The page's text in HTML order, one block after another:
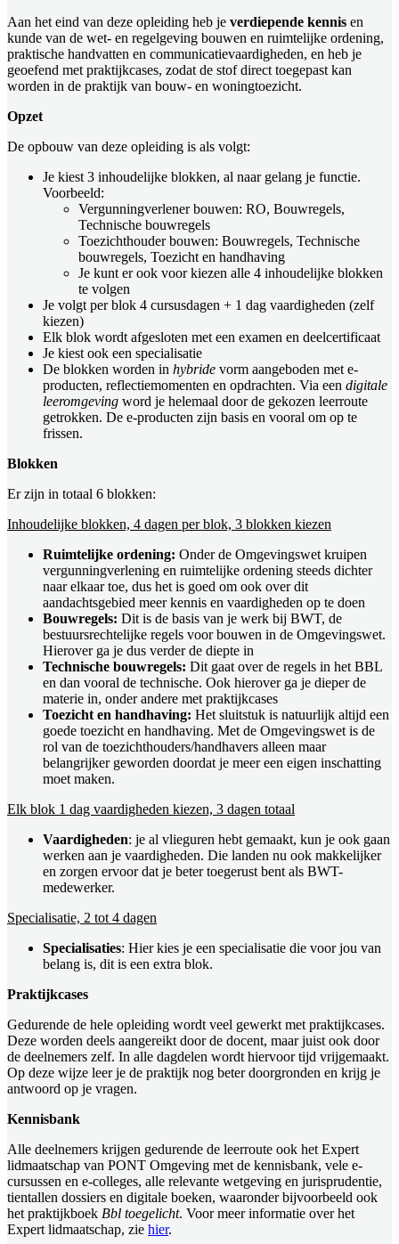
Aan het eind van deze opleiding heb je verdiepende kennis en
kunde van de wet- en regelgeving bouwen en ruimtelijke ordening,
praktische handvatten en communicatievaardigheden, en heb je
geoefend met praktijkcases, zodat de stof direct toegepast kan
worden in de praktijk van bouw- en woningtoezicht.
Opzet
De opbouw van deze opleiding is als volgt:
Je kiest 3 inhoudelijke blokken, al naar gelang je functie.
Voorbeeld:
Vergunningverlener bouwen: RO, Bouwregels,
Technische bouwregels
Toezichthouder bouwen: Bouwregels, Technische
bouwregels, Toezicht en handhaving
Je kunt er ook voor kiezen alle 4 inhoudelijke blokken
te volgen
Je volgt per blok 4 cursusdagen + 1 dag vaardigheden (zelf
kiezen)
Elk blok wordt afgesloten met een examen en deelcertificaat
Je kiest ook een specialisatie
De blokken worden in hybride vorm aangeboden met e-
producten, reflectiemomenten en opdrachten. Via een digitale
leeromgeving word je helemaal door de gekozen leerroute
getrokken. De e-producten zijn basis en vooral om op te
frissen.
Blokken
Er zijn in totaal 6 blokken:
Inhoudelijke blokken, 4 dagen per blok, 3 blokken kiezen
Ruimtelijke ordening: Onder de Omgevingswet kruipen
vergunningverlening en ruimtelijke ordening steeds dichter
naar elkaar toe, dus het is goed om ook over dit
aandachtsgebied meer kennis en vaardigheden op te doen
Bouwregels: Dit is de basis van je werk bij BWT, de
bestuursrechtelijke regels voor bouwen in de Omgevingswet.
Hierover ga je dus verder de diepte in
Technische bouwregels: Dit gaat over de regels in het BBL
en dan vooral de technische. Ook hierover ga je dieper de
materie in, onder andere met praktijkcases
Toezicht en handhaving: Het sluitstuk is natuurlijk altijd een
goede toezicht en handhaving. Met de Omgevingswet is de
rol van de toezichthouders/handhavers alleen maar
belangrijker geworden doordat je meer een eigen inschatting
moet maken.
Elk blok 1 dag vaardigheden kiezen, 3 dagen totaal
Vaardigheden: je al vlieguren hebt gemaakt, kun je ook gaan
werken aan je vaardigheden. Die landen nu ook makkelijker
en zorgen ervoor dat je beter toegerust bent als BWT-
medewerker.
Specialisatie, 2 tot 4 dagen
Specialisaties: Hier kies je een specialisatie die voor jou van
belang is, dit is een extra blok.
Praktijkcases
Gedurende de hele opleiding wordt veel gewerkt met praktijkcases.
Deze worden deels aangereikt door de docent, maar juist ook door
de deelnemers zelf. In alle dagdelen wordt hiervoor tijd vrijgemaakt.
Op deze wijze leer je de praktijk nog beter doorgronden en krijg je
antwoord op je vragen.
Kennisbank
Alle deelnemers krijgen gedurende de leerroute ook het Expert
lidmaatschap van PONT Omgeving met de kennisbank, vele e-
cursussen en e-colleges, alle relevante wetgeving en jurisprudentie,
tientallen dossiers en digitale boeken, waaronder bijvoorbeeld ook
het praktijkboek Bbl toegelicht. Voor meer informatie over het
Expert lidmaatschap, zie hier.